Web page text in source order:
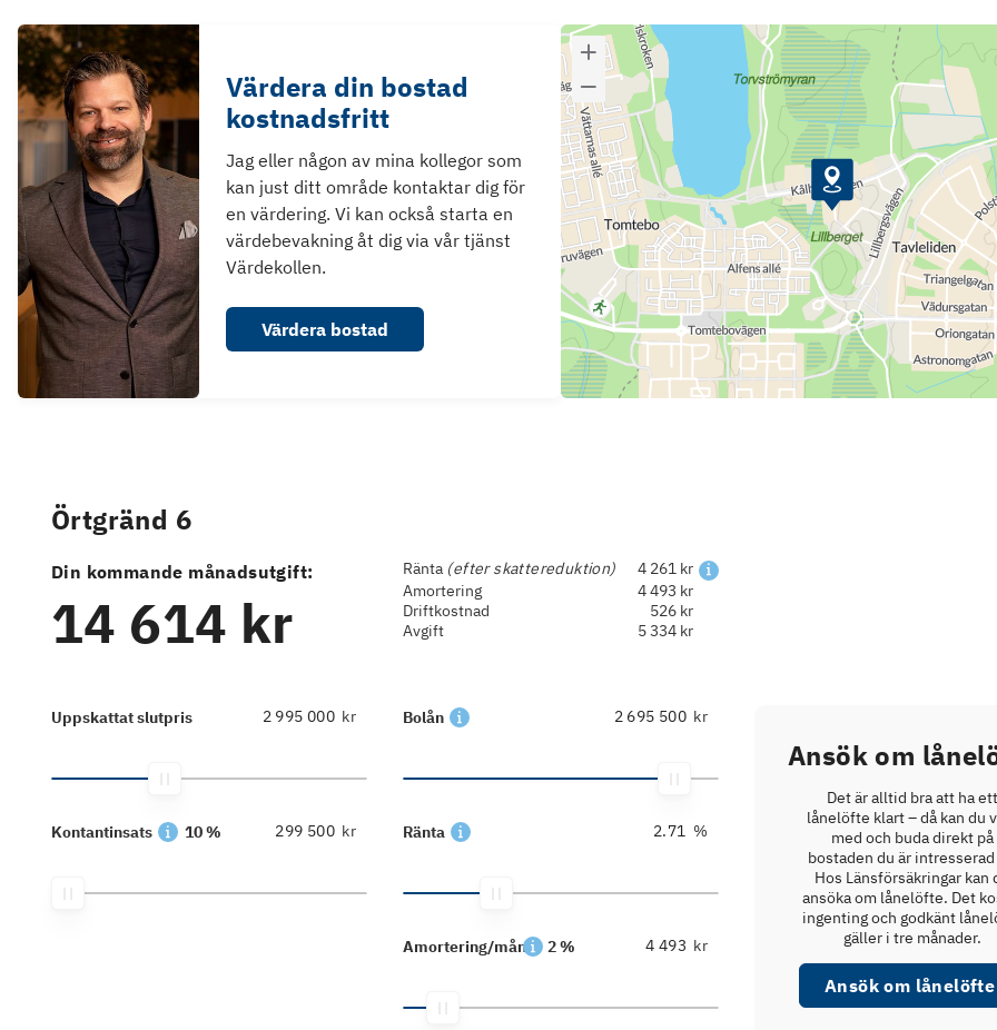
Värdera din bostad
kostnadsfritt
Jag eller någon av mina kollegor som
kan just ditt område kontaktar dig för
en värdering. Vi kan också starta en
värdebevakning åt dig via vår tjänst
Värdekollen.
Värdera bostad
Örtgränd 6
Din kommande månadsutgift:
14 614 kr
Ränta (efter skattereduktion)
4 261 kr
Amortering
4 493 kr
Driftkostnad
526 kr
Avgift
5 334 kr
Uppskattat slutpris kr
Kontantinsats 10 % kr
Bolån kr
Ränta %
Amortering/mån 2 % kr
Ansök om
Det är alltid bra att ha ett
lånelöfte klart – då kan du
med och buda direkt på
bostaden du är intresserad
Hos Länsförsäkringar kan
ansöka om lånelöfte. Det
ingenting och godkänt
gäller i tre månader.
Ansök om lånelöfte